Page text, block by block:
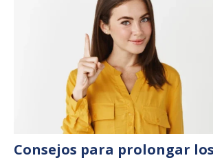
Consejos para prolongar